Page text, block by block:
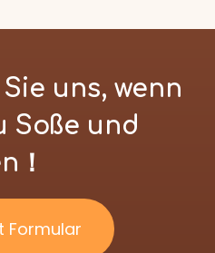
uns, wenn
Soße und
！
Formular